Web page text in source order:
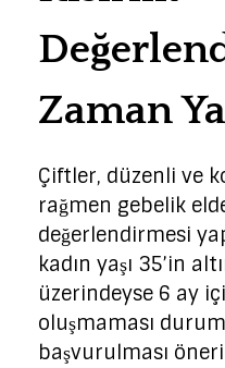
Zaman
Çiftler, düzenli ve
rağmen gebelik
değerlendirmesi
kadın yaşı 35’in
üzerindeyse 6 ay
oluşmaması
başvurulması